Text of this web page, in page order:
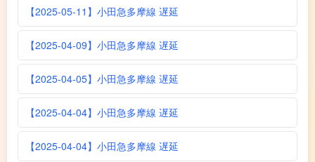
【2025-05-11】小田急多摩線 遅延
【2025-04-09】小田急多摩線 遅延
【2025-04-05】小田急多摩線 遅延
【2025-04-04】小田急多摩線 遅延
【2025-04-04】小田急多摩線 遅延